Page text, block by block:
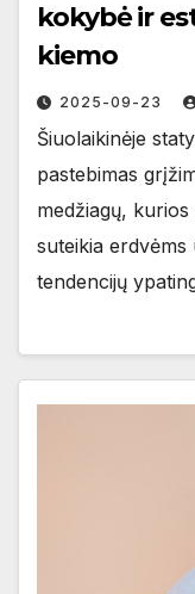
kokybė ir
kiemo
2025-09-23
Šiuolaikinėje
pastebimas
medžiagų,
suteikia
tendencijų